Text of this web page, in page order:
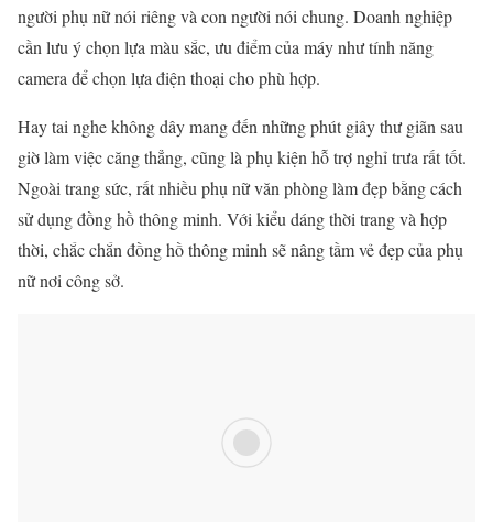
người phụ nữ nói riêng và con người nói chung. Doanh nghiệp
cần lưu ý chọn lựa màu sắc, ưu điểm của máy như tính năng
camera để chọn lựa điện thoại cho phù hợp.
Hay tai nghe không dây mang đến những phút giây thư giãn sau
giờ làm việc căng thẳng, cũng là phụ kiện hỗ trợ nghỉ trưa rất tốt.
Ngoài trang sức, rất nhiều phụ nữ văn phòng làm đẹp bằng cách
sử dụng đồng hồ thông minh. Với kiểu dáng thời trang và hợp
thời, chắc chắn đồng hồ thông minh sẽ nâng tầm vẻ đẹp của phụ
nữ nơi công sở.